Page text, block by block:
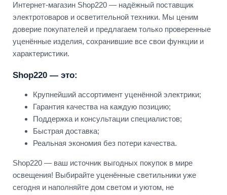
Интернет-магазин Shop220 — надёжный поставщик
электротоваров и осветительной техники. Мы ценим
доверие покупателей и предлагаем только проверенные
уценённые изделия, сохранившие все свои функции и
характеристики.
Shop220 — это:
Крупнейший ассортимент уценённой электрики;
Гарантия качества на каждую позицию;
Поддержка и консультации специалистов;
Быстрая доставка;
Реальная экономия без потери качества.
Shop220 — ваш источник выгодных покупок в мире
освещения! Выбирайте уценённые светильники уже
сегодня и наполняйте дом светом и уютом, не